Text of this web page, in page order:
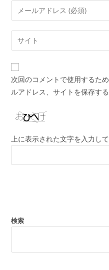
次回のコメントで使用するた
ルアドレス、サイトを保存する
上に表示された文字を入力して
検索